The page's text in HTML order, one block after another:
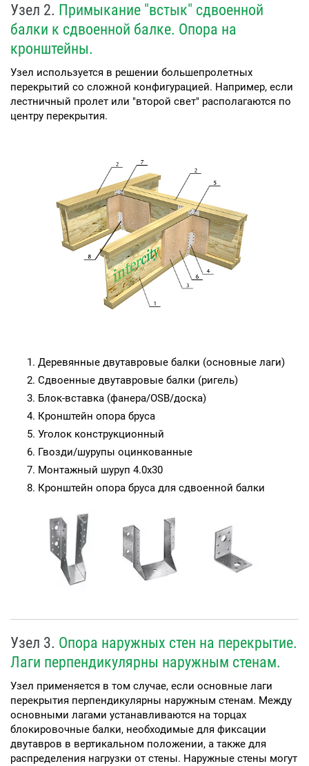
Узел 2. Примыкание "встык" сдвоенной
балки к сдвоенной балке. Опора на
кронштейны.
Узел используется в решении большепролетных
перекрытий со сложной конфигурацией. Например, если
лестничный пролет или "второй свет" располагаются по
центру перекрытия.
Деревянные двутавровые балки (основные лаги)
Сдвоенные двутавровые балки (ригель)
Блок-вставка (фанера/OSB/доска)
Кронштейн опора бруса
Уголок конструкционный
Гвозди/шурупы оцинкованные
Монтажный шуруп 4.0х30
Кронштейн опора бруса для сдвоенной балки
Узел 3. Опора наружных стен на перекрытие.
Лаги перпендикулярны наружным стенам.
Узел применяется в том случае, если основные лаги
перекрытия перпендикулярны наружным стенам. Между
основными лагами устанавливаются на торцах
блокировочные балки, необходимые для фиксации
двутавров в вертикальном положении, а также для
распределения нагрузки от стены. Наружные стены могут